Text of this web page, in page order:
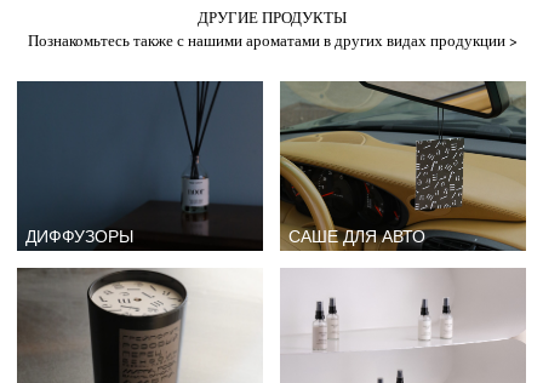
ДИФФУЗОРЫ
САШЕ ДЛЯ ГАРДЕРОБА
САШЕ ДЛЯ АВТО
СПРЕЙ ДЛЯ ДОМА И ТЕЛА